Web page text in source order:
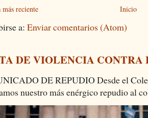
reciente Inicio
a: Enviar comentarios (Atom)
DE VIOLENCIA
DE REPUDIO Desde el
nuestro más enérgico repudio al